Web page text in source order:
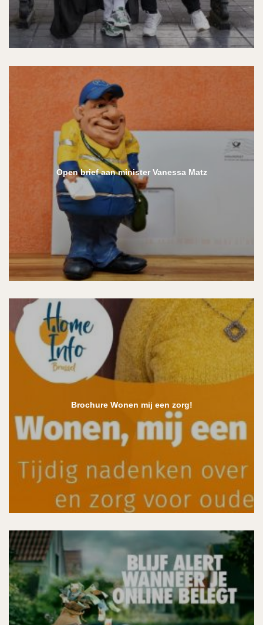
Open brief aan minister Vanessa Matz
Brochure Wonen mij een zorg!